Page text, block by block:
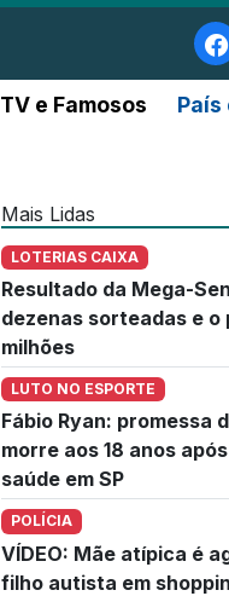
TV e Famosos País
Mais Lidas
LOTERIAS CAIXA
Resultado da Mega-
dezenas sorteadas e o
milhões
LUTO NO ESPORTE
Fábio Ryan: promessa
morre aos 18 anos
saúde em SP
POLÍCIA
VÍDEO: Mãe atípica é
filho autista em